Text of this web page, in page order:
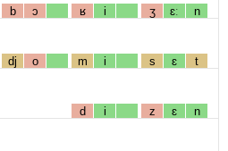
b ɔ ʁ i ʒ ɛː n
dj o m i s ɛ t
d i z ɛ n